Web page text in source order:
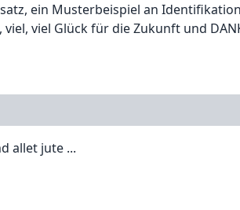
ein Musterbeispiel an
viel Glück für die Zukunft und
allet jute ...